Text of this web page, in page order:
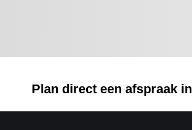
Plan direct een afspraak in